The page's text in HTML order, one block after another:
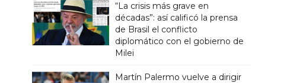
“La crisis más grave en
décadas”: así calificó la prensa
de Brasil el conflicto
diplomático con el gobierno de
Milei
Martín Palermo vuelve a dirigir